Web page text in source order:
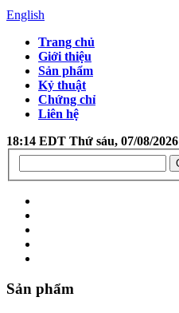
English
Trang chủ
Giới thiệu
Sản phẩm
Kỷ thuật
Chứng chỉ
Liên hệ
18:14 EDT Thứ sáu, 07/08/2026
Sản phẩm